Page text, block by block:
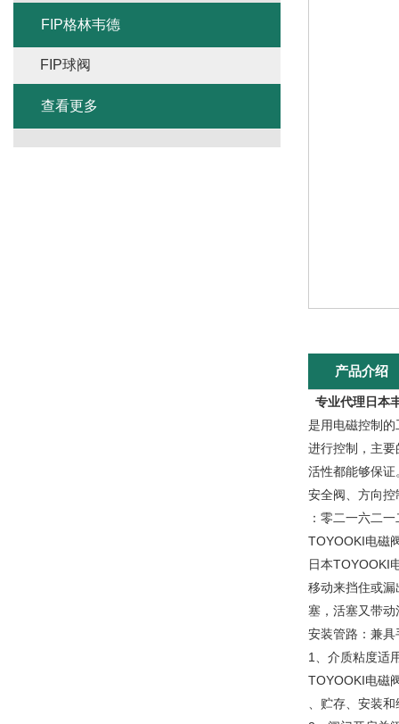
产品介绍
专业代理日本
是用电磁控制
进行控制，主
活性都能够保
安全阀、方向
：零二一六二
TOYOOKI电磁
日本TOYOOKI
移动来挡住或
塞，活塞又带
安装管路：兼
1、介质粘度适
TOYOOKI电磁
、贮存、安装
FIP格林韦德
FIP球阀
查看更多